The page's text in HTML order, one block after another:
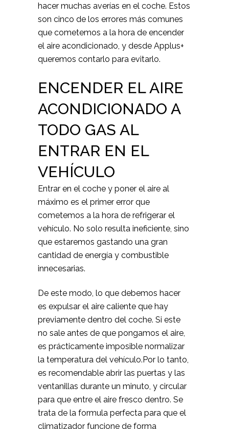
hacer muchas averías en el coche. Estos
son cinco de los errores más comunes
que cometemos a la hora de encender
el aire acondicionado, y desde Applus+
queremos contarlo para evitarlo.
ENCENDER EL AIRE
ACONDICIONADO A
TODO GAS AL
ENTRAR EN EL
VEHÍCULO
Entrar en el coche y poner el aire al
máximo es el primer error que
cometemos a la hora de refrigerar el
vehículo. No solo resulta ineficiente, sino
que estaremos gastando una gran
cantidad de energía y combustible
innecesarias.
De este modo, lo que debemos hacer
es expulsar el aire caliente que hay
previamente dentro del coche. Si este
no sale antes de que pongamos el aire,
es prácticamente imposible normalizar
la temperatura del vehículo.Por lo tanto,
es recomendable abrir las puertas y las
ventanillas durante un minuto, y circular
para que entre el aire fresco dentro. Se
trata de la formula perfecta para que el
climatizador funcione de forma